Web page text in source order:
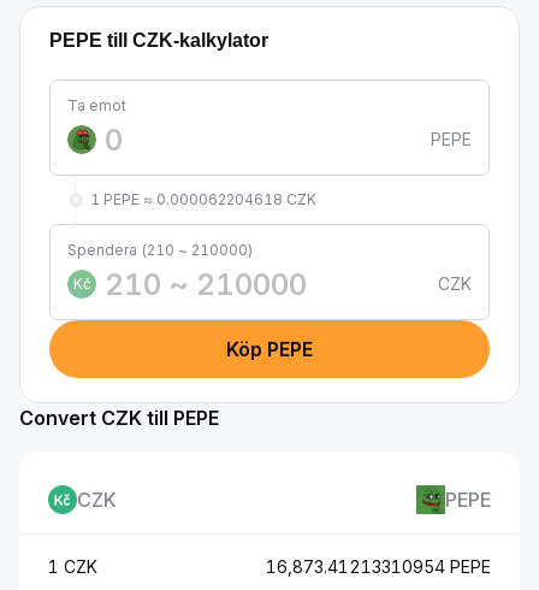
PEPE till CZK-kalkylator
Ta emot
PEPE
1 PEPE ≈ 0.000062204618 CZK
Spendera (210 ~ 210000)
Kč
CZK
Köp PEPE
Convert CZK till PEPE
CZK PEPE
1 CZK 16,873.41213310954 PEPE